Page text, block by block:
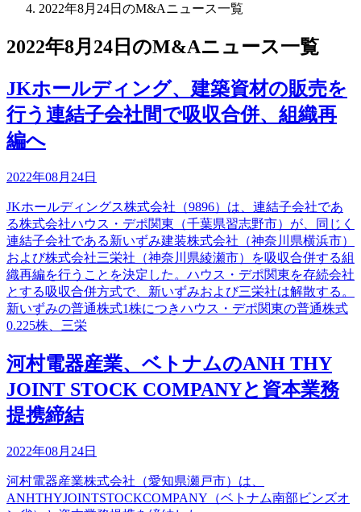
2022年8月24日のM&Aニュース一覧
2022年8月24日のM&Aニュース一覧
JKホールディング、建築資材の販売を
行う連結子会社間で吸収合併、組織再
編へ
2022年08月24日
JKホールディングス株式会社（9896）は、連結子会社であ
る株式会社ハウス・デポ関東（千葉県習志野市）が、同じく
連結子会社である新いずみ建装株式会社（神奈川県横浜市）
および株式会社三栄社（神奈川県綾瀬市）を吸収合併する組
織再編を行うことを決定した。ハウス・デポ関東を存続会社
とする吸収合併方式で、新いずみおよび三栄社は解散する。
新いずみの普通株式1株につきハウス・デポ関東の普通株式
0.225株、三栄
河村電器産業、ベトナムのANH THY
JOINT STOCK COMPANYと資本業務
提携締結
2022年08月24日
河村電器産業株式会社（愛知県瀬戸市）は、
ANHTHYJOINTSTOCKCOMPANY（ベトナム南部ビンズオ